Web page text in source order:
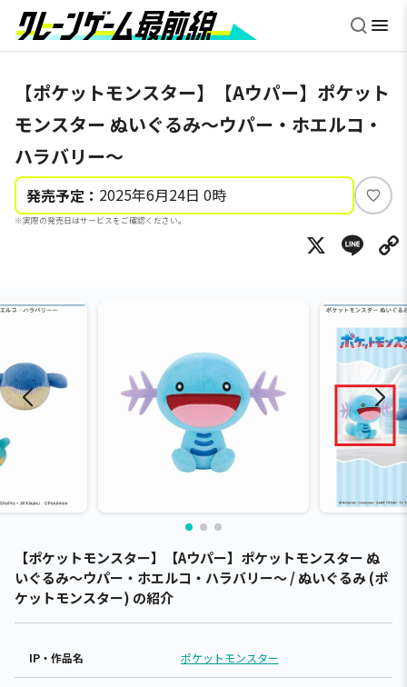
【ポケットモンスター】【Aウパー】ポケット
モンスター ぬいぐるみ～ウパー・ホエルコ・
ハラバリー～
発売予定： 2025年6月24日 0時
※実際の発売日はサービスをご確認ください。
い
ね
X
【ポケットモンスター】【Aウパー】ポケットモンスター ぬ
いぐるみ～ウパー・ホエルコ・ハラバリー～ / ぬいぐるみ (ポ
ケットモンスター) の紹介
IP・作品名 ポケットモンスター